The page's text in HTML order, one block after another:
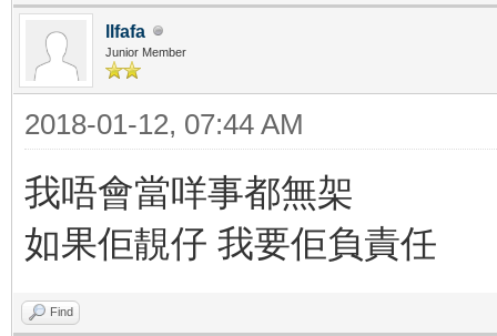
llfafa
Junior Member
2018-01-12, 07:44 AM
我唔會當咩事都無架
如果佢靚仔 我要佢負責任
Find